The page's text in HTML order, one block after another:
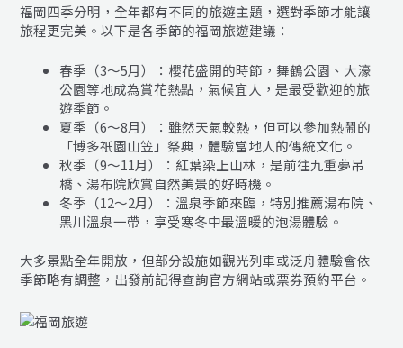
福岡四季分明，全年都有不同的旅遊主題，選對季節才能讓
旅程更完美。以下是各季節的福岡旅遊建議：
春季（3～5月）：櫻花盛開的時節，舞鶴公園、大濠
公園等地成為賞花熱點，氣候宜人，是最受歡迎的旅
遊季節。
夏季（6～8月）：雖然天氣較熱，但可以參加熱鬧的
「博多祇園山笠」祭典，體驗當地人的傳統文化。
秋季（9～11月）：紅葉染上山林，是前往九重夢吊
橋、湯布院欣賞自然美景的好時機。
冬季（12～2月）：溫泉季節來臨，特別推薦湯布院、
黑川溫泉一帶，享受寒冬中最溫暖的泡湯體驗。
大多景點全年開放，但部分設施如觀光列車或泛舟體驗會依
季節略有調整，出發前記得查詢官方網站或票券預約平台。